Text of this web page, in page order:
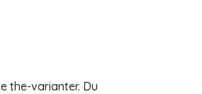
the-varianter. Du